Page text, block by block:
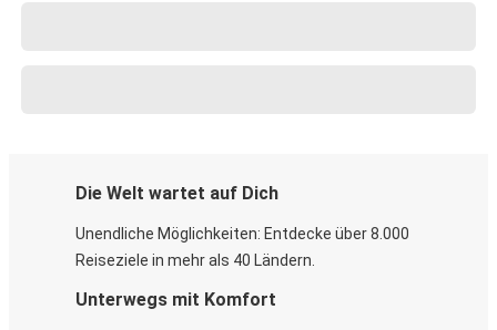
Die Welt wartet auf Dich
Unendliche Möglichkeiten: Entdecke über 8.000
Reiseziele in mehr als 40 Ländern.
Unterwegs mit Komfort